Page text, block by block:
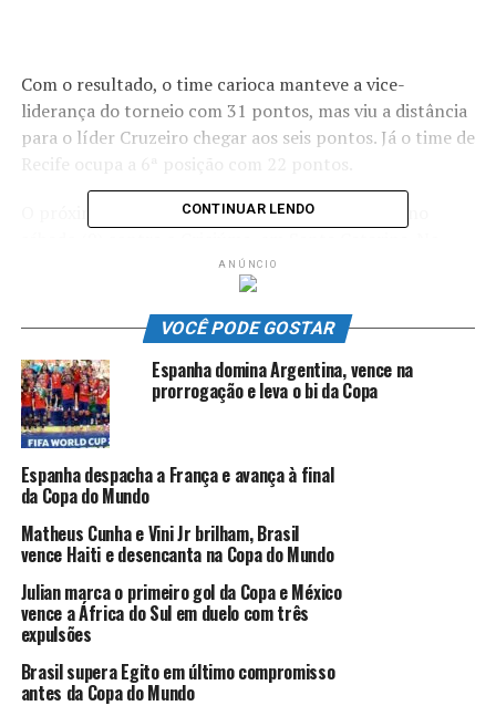
Com o resultado, o time carioca manteve a vice-
liderança do torneio com 31 pontos, mas viu a distância
para o líder Cruzeiro chegar aos seis pontos. Já o time de
Recife ocupa a 6ª posição com 22 pontos.
O próximo desafio do Vasco na competição será no
mesmo dia o Sport recebe o Londrina na Ilha do Retiro.
Empate na Fonte Nova
Bahia e Grêmio também jogaram na tarde deste
domingo (3) na Arena Fonte Nova, em Salvador, mas
empataram sem gols. Com o resultado, os dois times se
mantiveram dentro do G4 da competição. Os
nordestinos ocupam a 3ª posição com 29 pontos,
enquanto os gaúchos aparecem logo abaixo com 26. A
próxima partida do time de Salvador será na sexta-feira
(8) contra o Vila Nova em Goiânia. Já o Grêmio receberá
o Náutico no mesmo dia em Porto Alegre.
CONTINUAR LENDO
ANÚNCIO
VOCÊ PODE GOSTAR
Espanha domina Argentina, vence na
prorrogação e leva o bi da Copa
Espanha despacha a França e avança à final
da Copa do Mundo
Matheus Cunha e Vini Jr brilham, Brasil
vence Haiti e desencanta na Copa do Mundo
Julian marca o primeiro gol da Copa e México
vence a África do Sul em duelo com três
expulsões
Brasil supera Egito em último compromisso
antes da Copa do Mundo